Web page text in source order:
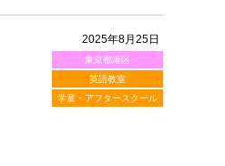
2025年8月25日
東京都港区
英語教室
学童・アフタースクール